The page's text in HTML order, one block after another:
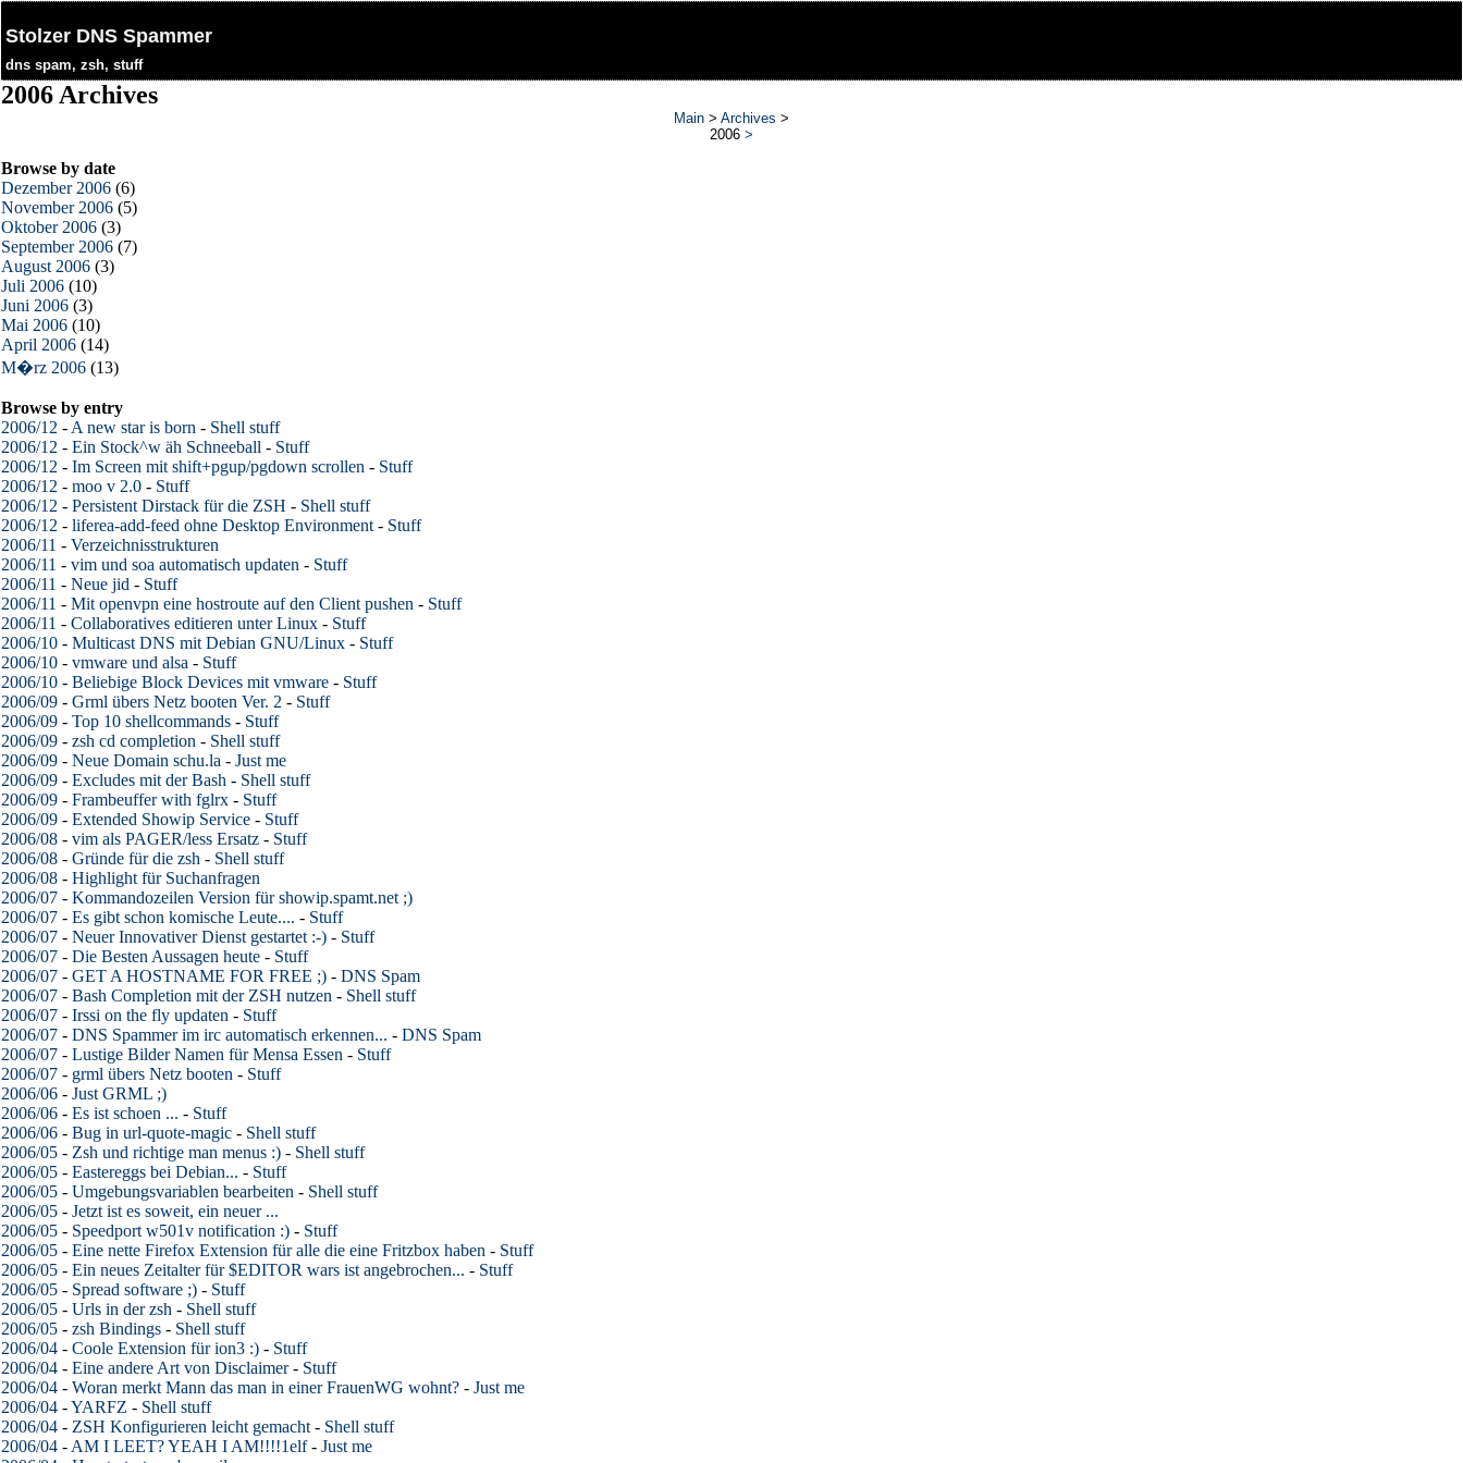
Stolzer DNS Spammer
dns spam, zsh, stuff
2006 Archives
Main > Archives >
2006 >
Browse by date
Dezember 2006 (6)
November 2006 (5)
Oktober 2006 (3)
September 2006 (7)
August 2006 (3)
Juli 2006 (10)
Juni 2006 (3)
Mai 2006 (10)
April 2006 (14)
M�rz 2006 (13)
Browse by entry
2006/12 - A new star is born - Shell stuff
2006/12 - Ein Stock^w äh Schneeball - Stuff
2006/12 - Im Screen mit shift+pgup/pgdown scrollen - Stuff
2006/12 - moo v 2.0 - Stuff
2006/12 - Persistent Dirstack für die ZSH - Shell stuff
2006/12 - liferea-add-feed ohne Desktop Environment - Stuff
2006/11 - Verzeichnisstrukturen
2006/11 - vim und soa automatisch updaten - Stuff
2006/11 - Neue jid - Stuff
2006/11 - Mit openvpn eine hostroute auf den Client pushen - Stuff
2006/11 - Collaboratives editieren unter Linux - Stuff
2006/10 - Multicast DNS mit Debian GNU/Linux - Stuff
2006/10 - vmware und alsa - Stuff
2006/10 - Beliebige Block Devices mit vmware - Stuff
2006/09 - Grml übers Netz booten Ver. 2 - Stuff
2006/09 - Top 10 shellcommands - Stuff
2006/09 - zsh cd completion - Shell stuff
2006/09 - Neue Domain schu.la - Just me
2006/09 - Excludes mit der Bash - Shell stuff
2006/09 - Frambeuffer with fglrx - Stuff
2006/09 - Extended Showip Service - Stuff
2006/08 - vim als PAGER/less Ersatz - Stuff
2006/08 - Gründe für die zsh - Shell stuff
2006/08 - Highlight für Suchanfragen
2006/07 - Kommandozeilen Version für showip.spamt.net ;)
2006/07 - Es gibt schon komische Leute.... - Stuff
2006/07 - Neuer Innovativer Dienst gestartet :-) - Stuff
2006/07 - Die Besten Aussagen heute - Stuff
2006/07 - GET A HOSTNAME FOR FREE ;) - DNS Spam
2006/07 - Bash Completion mit der ZSH nutzen - Shell stuff
2006/07 - Irssi on the fly updaten - Stuff
2006/07 - DNS Spammer im irc automatisch erkennen... - DNS Spam
2006/07 - Lustige Bilder Namen für Mensa Essen - Stuff
2006/07 - grml übers Netz booten - Stuff
2006/06 - Just GRML ;)
2006/06 - Es ist schoen ... - Stuff
2006/06 - Bug in url-quote-magic - Shell stuff
2006/05 - Zsh und richtige man menus :) - Shell stuff
2006/05 - Eastereggs bei Debian... - Stuff
2006/05 - Umgebungsvariablen bearbeiten - Shell stuff
2006/05 - Jetzt ist es soweit, ein neuer ...
2006/05 - Speedport w501v notification :) - Stuff
2006/05 - Eine nette Firefox Extension für alle die eine Fritzbox haben - Stuff
2006/05 - Ein neues Zeitalter für $EDITOR wars ist angebrochen... - Stuff
2006/05 - Spread software ;) - Stuff
2006/05 - Urls in der zsh - Shell stuff
2006/05 - zsh Bindings - Shell stuff
2006/04 - Coole Extension für ion3 :) - Stuff
2006/04 - Eine andere Art von Disclaimer- Stuff
2006/04 - Woran merkt Mann das man in einer FrauenWG wohnt? - Just me
2006/04 -YARFZ - Shell stuff
2006/04 - ZSH Konfigurieren leicht gemacht - Shell stuff
2006/04 - AM I LEET? YEAH I AM!!!!1elf- Just me